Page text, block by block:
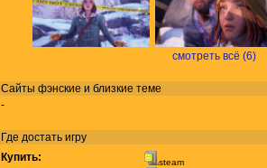
смотреть всё (6)
Сайты фэнские и близкие теме
-
Где достать игру
Купить:
steam